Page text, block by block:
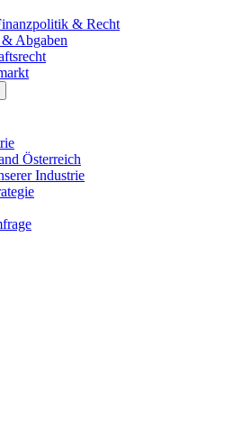
& Recht
& Abgaben
Österreich
Industrie